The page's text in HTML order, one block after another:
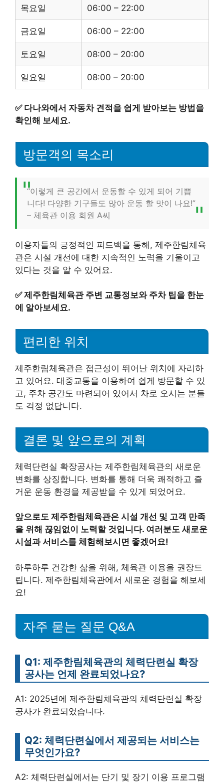
목요일 06:00 – 22:00
금요일 06:00 – 22:00
토요일 08:00 – 20:00
일요일 08:00 – 20:00
✅ 다나와에서 자동차 견적을 쉽게 받아보는 방법을
확인해 보세요.
방문객의 목소리
“이렇게 큰 공간에서 운동할 수 있게 되어 기쁩
니다! 다양한 기구들도 많아 운동 할 맛이 나요!”
– 체육관 이용 회원 A씨
이용자들의 긍정적인 피드백을 통해, 제주한림체육
관은 시설 개선에 대한 지속적인 노력을 기울이고
있다는 것을 알 수 있어요.
✅제주한림체육관 주변 교통정보와 주차 팁을 한눈
에 알아보세요.
편리한 위치
제주한림체육관은 접근성이 뛰어난 위치에 자리하
고 있어요. 대중교통을 이용하여 쉽게 방문할 수 있
고, 주차 공간도 마련되어 있어서 차로 오시는 분들
도 걱정 없답니다.
결론 및 앞으로의 계획
체력단련실 확장공사는 제주한림체육관의 새로운
변화를 상징합니다. 변화를 통해 더욱 쾌적하고 즐
거운 운동 환경을 제공받을 수 있게 되었어요.
앞으로도 제주한림체육관은 시설 개선 및 고객 만족
을 위해 끊임없이 노력할 것입니다. 여러분도 새로운
시설과 서비스를 체험해보시면 좋겠어요!
하루하루 건강한 삶을 위해, 체육관 이용을 권장드
립니다. 제주한림체육관에서 새로운 경험을 해보세
요!
자주 묻는 질문 Q&A
Q1: 제주한림체육관의 체력단련실 확장
공사는 언제 완료되었나요?
A1: 2025년에 제주한림체육관의 체력단련실 확장
공사가 완료되었습니다.
Q2: 체력단련실에서 제공되는 서비스는
무엇인가요?
A2: 체력단련실에서는 단기 및 장기 이용 프로그램